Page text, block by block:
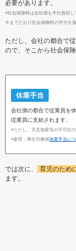
必要があります。
※社会保険料は会社側も半分負担
今までどおり社会保険料の半分を
ただし、会社の都合で
ので、そこから社会保
休業手当
会社側の都合で従業員を
従業員に支給されます。
※ただし、天災地変等の不可抗
※参照：厚生労働省休業手当に
では次に、 育児のため
ます。